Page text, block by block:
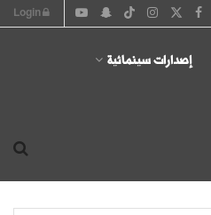
إصدارات سينمائية